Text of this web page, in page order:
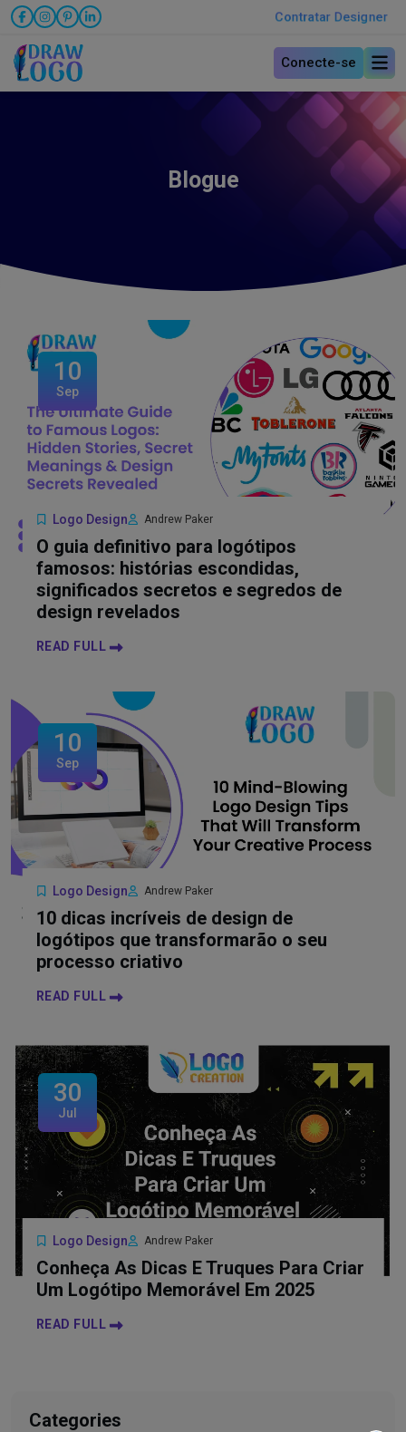
Contratar Designer
Conecte-se
Blogue
10
Sep
Logo Design Andrew Paker
O guia definitivo para logótipos
famosos: histórias escondidas,
significados secretos e segredos de
design revelados
READ FULL
10
Sep
Logo Design Andrew Paker
10 dicas incríveis de design de
logótipos que transformarão o seu
processo criativo
READ FULL
30
Jul
Logo Design Andrew Paker
Conheça As Dicas E Truques Para Criar
Um Logótipo Memorável Em 2025
READ FULL
Categories